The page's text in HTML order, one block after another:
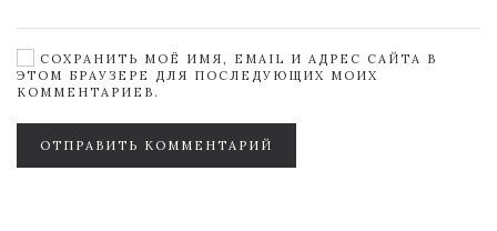
СОХРАНИТЬ МОЁ ИМЯ, EMAIL И АДРЕС САЙТА В
ЭТОМ БРАУЗЕРЕ ДЛЯ ПОСЛЕДУЮЩИХ МОИХ
КОММЕНТАРИЕВ.
ОТПРАВИТЬ КОММЕНТАРИЙ